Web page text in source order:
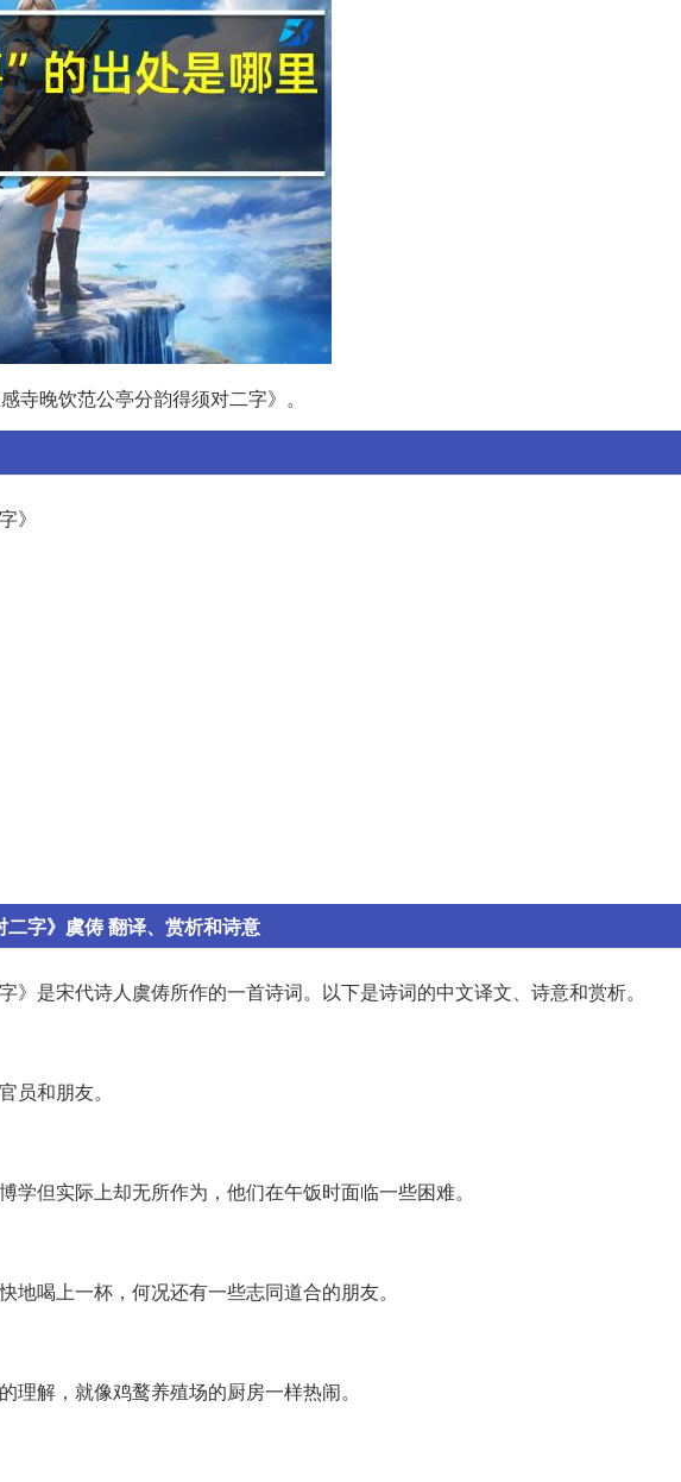
寺晚饮范公亭分韵得须对二字》。
》
二字》虞俦 翻译、赏析和诗意
》是宋代诗人虞俦所作的一首诗词。以下是诗词的中文译文、诗意和赏析。
员和朋友。
但实际上却无所作为，他们在午饭时面临一些困难。
喝上一杯，何况还有一些志同道合的朋友。
解，就像鸡鹜养殖场的厨房一样热闹。